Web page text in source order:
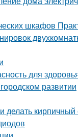
шкафов
для
развитии
делать